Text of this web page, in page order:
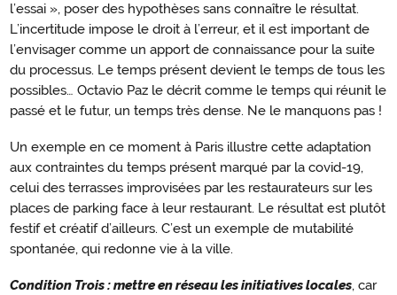
l’essai », poser des hypothèses sans connaître le résultat.
L’incertitude impose le droit à l’erreur, et il est important de
l’envisager comme un apport de connaissance pour la suite
du processus. Le temps présent devient le temps de tous les
possibles… Octavio Paz le décrit comme le temps qui réunit le
passé et le futur, un temps très dense. Ne le manquons pas !
Un exemple en ce moment à Paris illustre cette adaptation
aux contraintes du temps présent marqué par la covid-19,
celui des terrasses improvisées par les restaurateurs sur les
places de parking face à leur restaurant. Le résultat est plutôt
festif et créatif d’ailleurs. C’est un exemple de mutabilité
spontanée, qui redonne vie à la ville.
Condition Trois : mettre en réseau les initiatives locales, car